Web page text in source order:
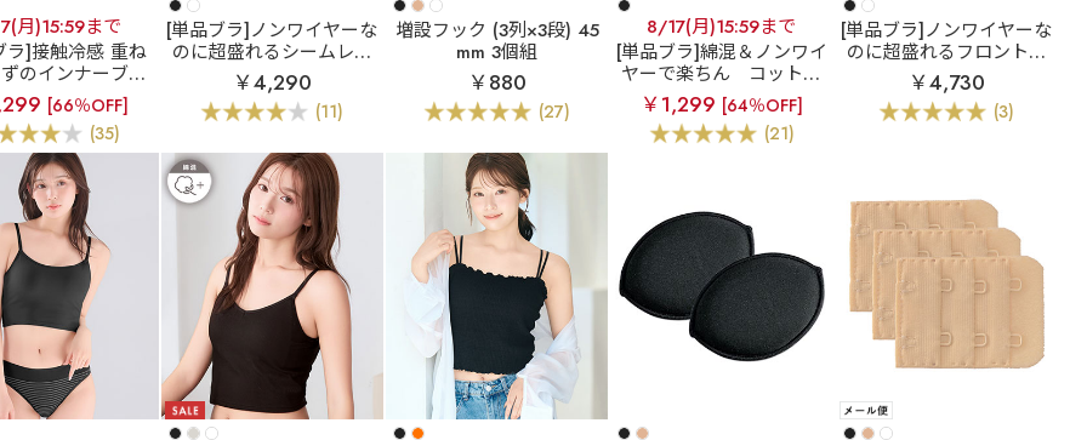
月)15:59まで
ラ]接触冷感 重ね
のインナーブラ
ークール 美シル
ラトップ (ソフ
ワイヤー)
[66％OFF]
(35)
[単品ブラ]ノンワイヤーな
のに超盛れるシームレス
リブ フロントホッ
ク ブラトップ ノンワイヤ
ー 超盛ブラ(R) 単品ブラ
￥4,290
(11)
増設フック (3列×3段) 45
mm 3個組
￥880
(27)
8/17(月)15:59まで
[単品ブラ]綿混＆ノンワイ
ヤーで楽ちん
コットン
ワッフル ノンワイヤー ブ
ラトップ
￥1,299 [64％OFF]
(21)
[単品ブラ]ノンワイヤーな
のに超盛れるフロントホ
ックブラ
レース フロン
トホック ブラトップ ノン
ワイヤー 超盛ブラ(R) 単
￥4,730
(3)